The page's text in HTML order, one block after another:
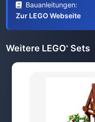
Bauanleitungen:
Zur LEGO Webseite
Weitere LEGO® Sets